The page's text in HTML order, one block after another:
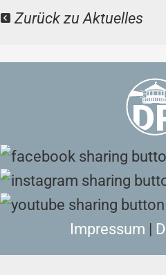
Zurück zu Aktuelles
Impressum